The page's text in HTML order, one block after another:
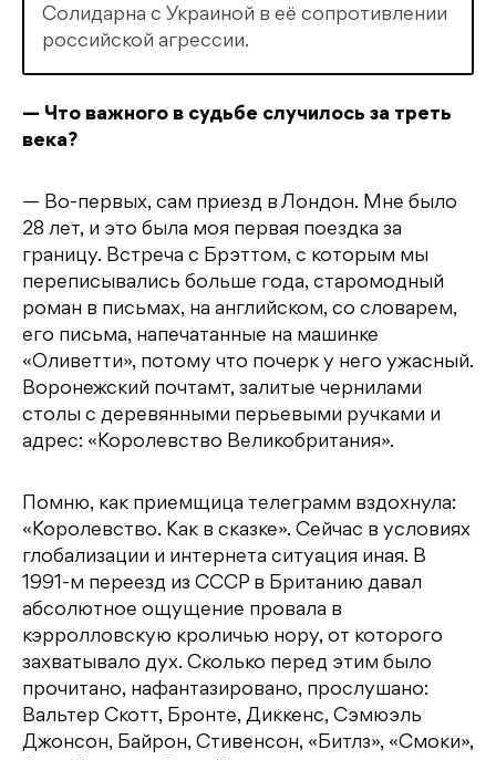
Солидарна с Украиной в её сопротивлении
российской агрессии.
— Что важного в судьбе случилось за треть
века?
— Во-первых, сам приезд в Лондон. Мне было
28 лет, и это была моя первая поездка за
границу. Встреча с Брэттом, с которым мы
переписывались больше года, старомодный
роман в письмах, на английском, со словарем,
его письма, напечатанные на машинке
«Оливетти», потому что почерк у него ужасный.
Воронежский почтамт, залитые чернилами
столы с деревянными перьевыми ручками и
адрес: «Королевство Великобритания».
Помню, как приемщица телеграмм вздохнула:
«Королевство. Как в сказке». Сейчас в условиях
глобализации и интернета ситуация иная. В
1991-м переезд из СССР в Британию давал
абсолютное ощущение провала в
кэрролловскую кроличью нору, от которого
захватывало дух. Сколько перед этим было
прочитано, нафантазировано, прослушано:
Вальтер Скотт, Бронте, Диккенс, Сэмюэль
Джонсон, Байрон, Стивенсон, «Битлз», «Смоки»,